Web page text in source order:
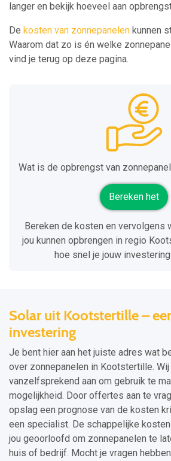
langer en bekijk hoeveel aan
De kosten van zonnepanelen kunnen
Waarom dat zo is én welke
vind je terug op deze pagina.
Wat is de opbrengst van
Bereken het
Bereken de kosten en vervolgens
jou kunnen opbrengen in regio
hoe snel je jouw
Solar uit Kootstertille –
investering
Je bent hier aan het juiste adres wat
over zonnepanelen in Kootstertille. Wij
vanzelfsprekend aan om gebruik te
mogelijkheid. Door offertes aan te
opslag een prognose van de kosten
een specialist. De schappelijke
jou geoorloofd om zonnepanelen te
huis of bedrijf. Mocht je vragen